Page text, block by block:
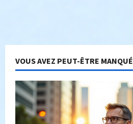
VOUS AVEZ PEUT-ÊTRE MANQUÉ